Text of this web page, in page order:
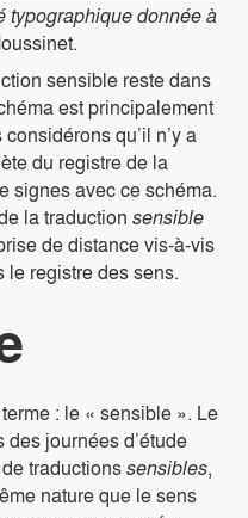
typographique donnée à
sensible reste dans
est principalement
qu’il n’y a
du registre de la
signes avec ce schéma.
la traduction sensible
de distance vis-à-vis
registre des sens.
: le « sensible ». Le
journées d’étude
traductionssensibles,
nature que le sens